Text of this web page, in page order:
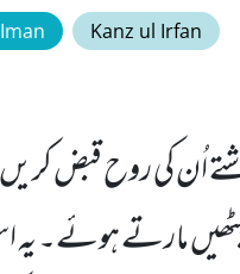
Kanz ul Irfan
اُن کی روح قبض
مارتے ہوئے۔